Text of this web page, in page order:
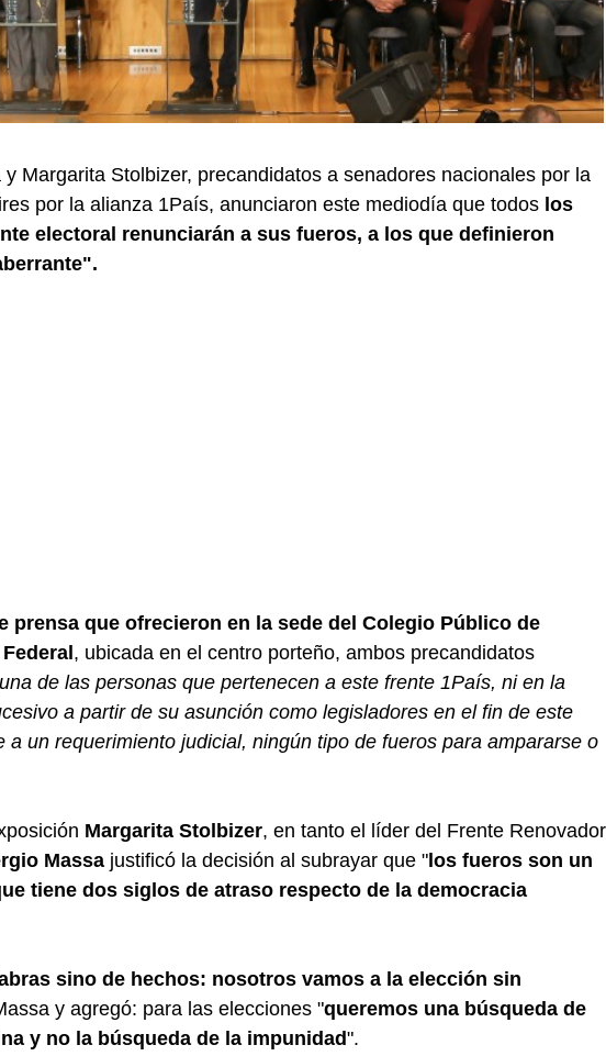
Margarita Stolbizer, precandidatos a senadores nacionales por la
por la alianza 1País, anunciaron este mediodía que todos los
electoral renunciarán a sus fueros, a los que definieron
prensa que ofrecieron en la sede del Colegio Público de
, ubicada en el centro porteño, ambos precandidatos
de las personas que pertenecen a este frente 1País, ni en la
a partir de su asunción como legisladores en el fin de este
a un requerimiento judicial, ningún tipo de fueros para ampararse o
Margarita Stolbizer, en tanto el líder del Frente Renovador
Massa justificó la decisión al subrayar que " los fueros son un
tiene dos siglos de atraso respecto de la democracia
sino de hechos: nosotros vamos a la elección sin
y agregó: para las elecciones "queremos una búsqueda de
y no la búsqueda de la impunidad".